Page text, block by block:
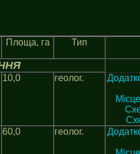
Площа, га Тип
10,0 геолог.
60,0 геолог.